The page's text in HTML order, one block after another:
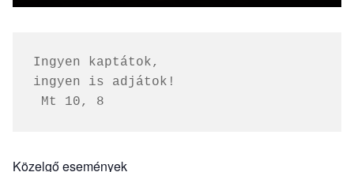
Ingyen kaptátok,
ingyen is adjátok!
Mt 10, 8
Közelgő események